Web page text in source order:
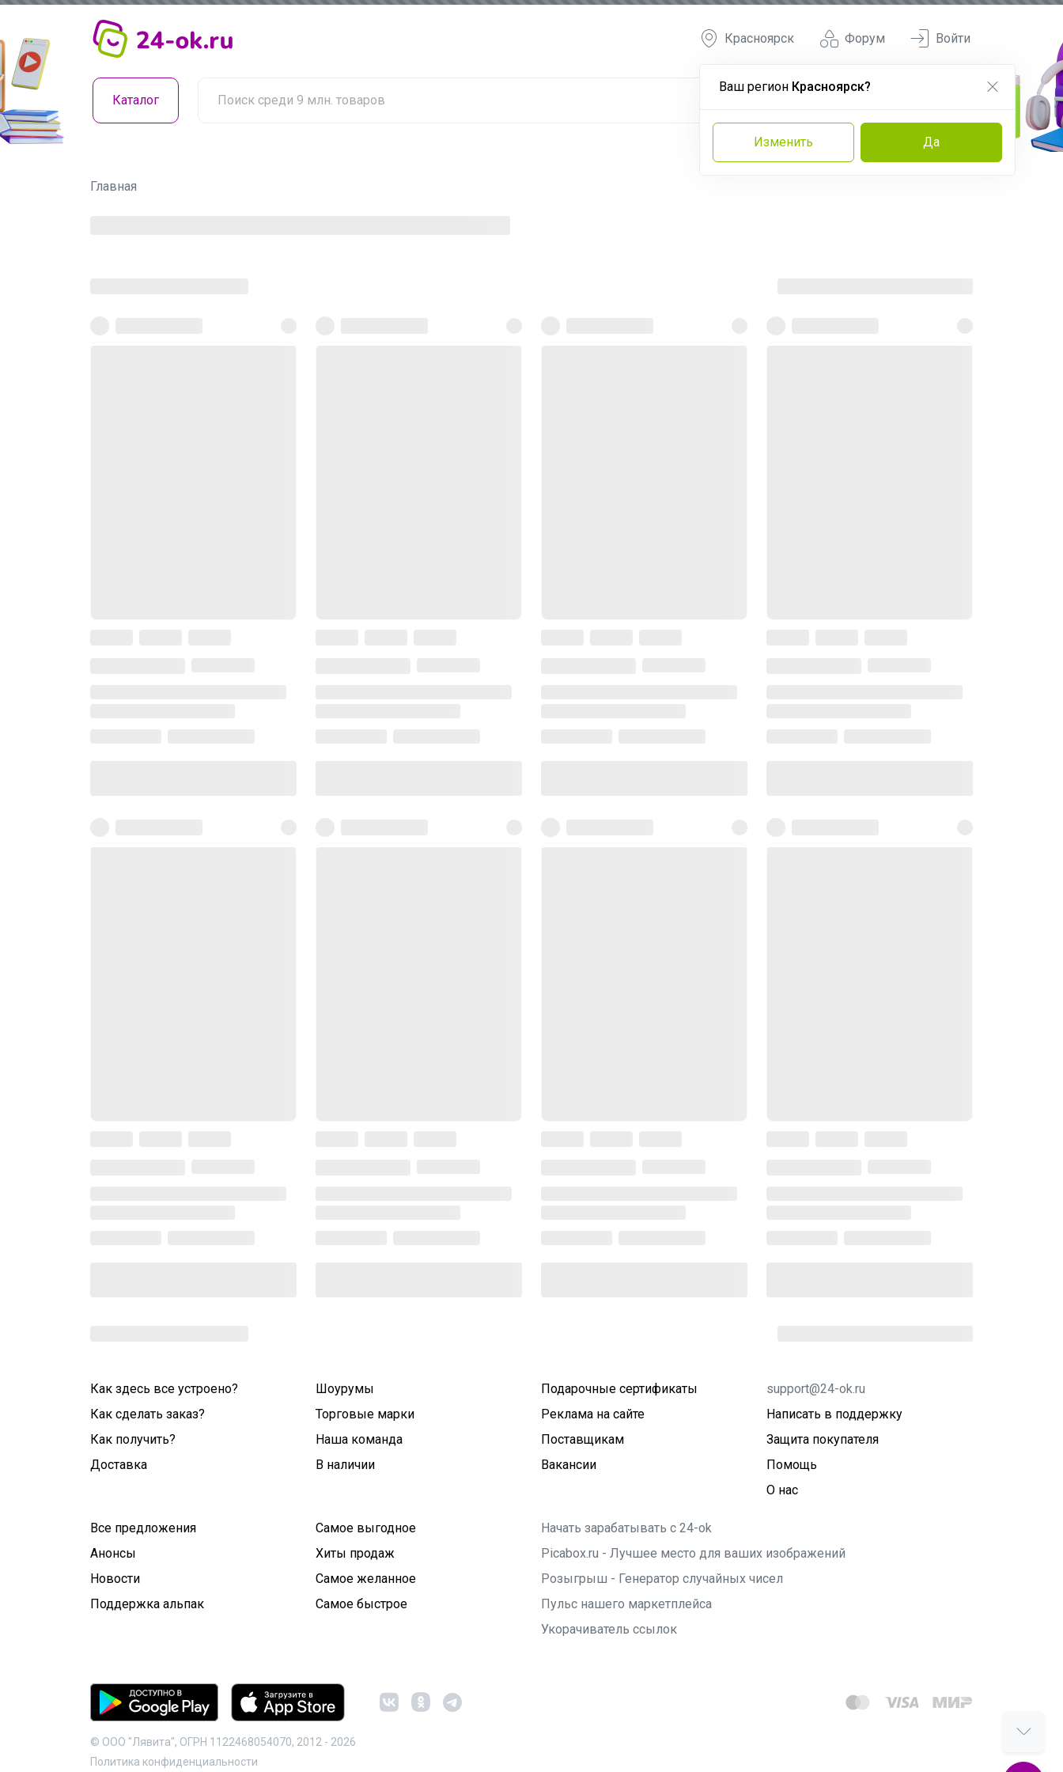
Форум
Красноярск
Ваш регион Красноярск?
Изменить Да
Войти
Каталог
Главная
Как здесь все устроено?
Как сделать заказ?
Как получить?
Доставка
Шоурумы
Торговые марки
Наша команда
В наличии
Подарочные сертификаты
Реклама на сайте
Поставщикам
Вакансии
support@24-ok.ru
Написать в поддержку
Защита покупателя
Помощь
О нас
Все предложения
Анонсы
Новости
Поддержка альпак
Самое выгодное
Хиты продаж
Самое желанное
Самое быстрое
Начать зарабатывать с 24-ok
Picabox.ru - Лучшее место для ваших изображений
Розыгрыш - Генератор случайных чисел
Пульс нашего маркетплейса
Укорачиватель ссылок
© ООО "Лявита", ОГРН 1122468054070, 2012 - 2026
Политика конфиденциальности